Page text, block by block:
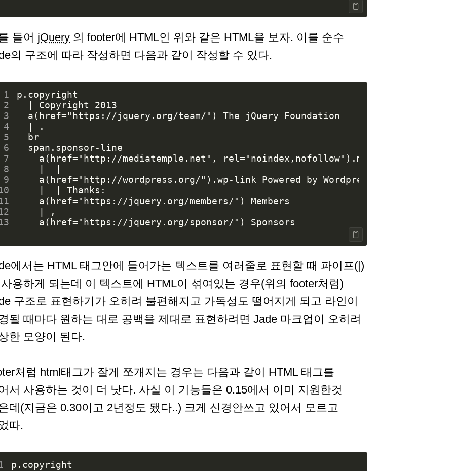
들어 jQuery 의 footer에 HTML인 위와 같은 HTML을 보자. 이를 순수
의 구조에 따라 작성하면 다음과 같이 작성할 수 있다.
  br
에서는 HTML 태그안에 들어가는 텍스트를 여러줄로 표현할 때 파이프(|)
용하게 되는데 이 텍스트에 HTML이 섞여있는 경우(위의 footer처럼)
구조로 표현하기가 오히려 불편해지고 가독성도 떨어지게 되고 라인이
될 때마다 원하는 대로 공백을 제대로 표현하려면 Jade 마크업이 오히려
한 모양이 된다.
처럼 html태그가 잘게 쪼개지는 경우는 다음과 같이 HTML 태그를
서 사용하는 것이 더 낫다. 사실 이 기능들은 0.15에서 이미 지원한것
데(지금은 0.30이고 2년정도 됐다..) 크게 신경안쓰고 있어서 모르고
따.